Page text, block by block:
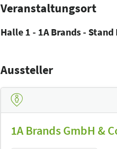
Veranstaltungsort
Halle 1 - 1A Brands - Stand
Aussteller
1A Brands GmbH &